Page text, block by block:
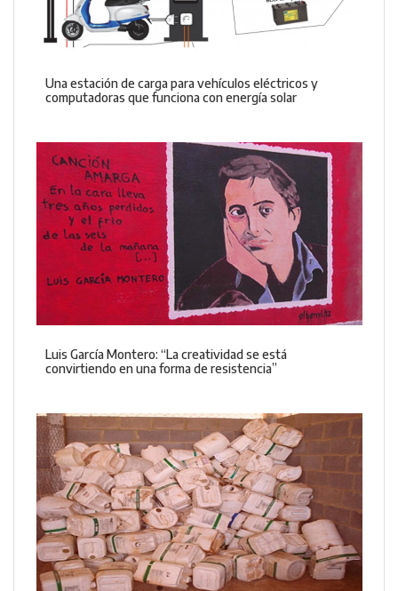
Una estación de carga para vehículos eléctricos y
computadoras que funciona con energía solar
Luis García Montero: “La creatividad se está
convirtiendo en una forma de resistencia”